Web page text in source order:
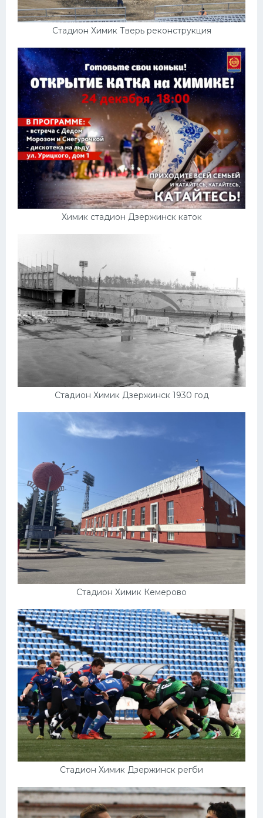
Стадион Химик Тверь реконструкция
Химик стадион Дзержинск каток
Стадион Химик Дзержинск 1930 год
Стадион Химик Кемерово
Стадион Химик Дзержинск регби